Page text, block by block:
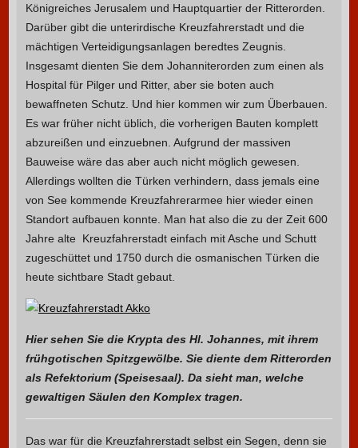
Königreiches Jerusalem und Hauptquartier der Ritterorden.
Darüber gibt die unterirdische Kreuzfahrerstadt und die
mächtigen Verteidigungsanlagen beredtes Zeugnis.
Insgesamt dienten Sie dem Johanniterorden zum einen als
Hospital für Pilger und Ritter, aber sie boten auch
bewaffneten Schutz. Und hier kommen wir zum Überbauen.
Es war früher nicht üblich, die vorherigen Bauten komplett
abzureißen und einzuebnen. Aufgrund der massiven
Bauweise wäre das aber auch nicht möglich gewesen.
Allerdings wollten die Türken verhindern, dass jemals eine
von See kommende Kreuzfahrerarmee hier wieder einen
Standort aufbauen konnte. Man hat also die zu der Zeit 600
Jahre alte Kreuzfahrerstadt einfach mit Asche und Schutt
zugeschüttet und 1750 durch die osmanischen Türken die
heute sichtbare Stadt gebaut.
Hier sehen Sie die Krypta des Hl. Johannes, mit ihrem
frühgotischen Spitzgewölbe. Sie diente dem Ritterorden
als Refektorium (Speisesaal). Da sieht man, welche
gewaltigen Säulen den Komplex tragen.
Das war für die Kreuzfahrerstadt selbst ein Segen, denn sie